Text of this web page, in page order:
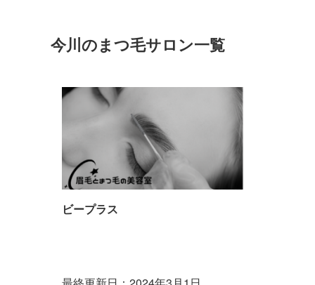
今川のまつ毛サロン一覧
ビープラス